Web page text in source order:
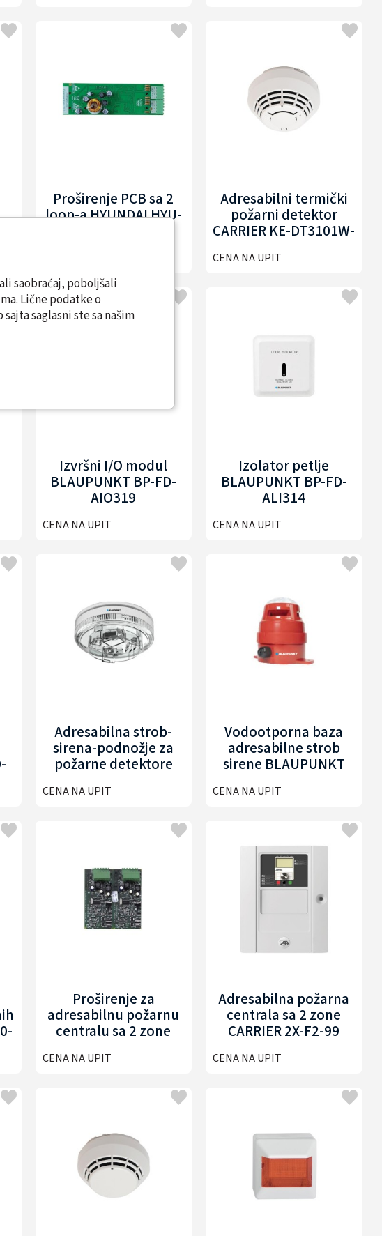
Proširenje PCB sa 2
loop-a HYUNDAI HYU-
Adresabilni termički
požarni detektor
CARRIER KE-DT3101W-
CENA NA UPIT
Izvršni I/O modul
BLAUPUNKT BP-FD-
AIO319
CENA NA UPIT
Izolator petlje
BLAUPUNKT BP-FD-
ALI314
CENA NA UPIT
Adresabilna strob-
sirena-podnožje za
požarne detektore
SSB321
CENA NA UPIT
Vodootporna baza
adresabilne strob
sirene BLAUPUNKT
CENA NA UPIT
Proširenje za
adresabilnu požarnu
centralu sa 2 zone
CENA NA UPIT
Adresabilna požarna
centrala sa 2 zone
CARRIER 2X-F2-99
CENA NA UPIT
saobraćaj, poboljšali
Lične podatke o
saglasni ste sa našim